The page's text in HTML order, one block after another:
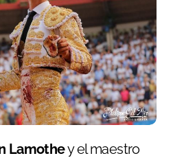
Lamothey el maestro